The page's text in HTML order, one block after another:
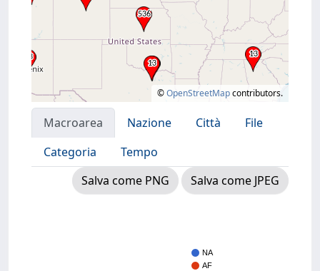
©OpenStreetMapcontributors.
Macroarea Nazione Città
File
Categoria
Tempo
Salva come PNG
Salva come JPEG
NA
AF